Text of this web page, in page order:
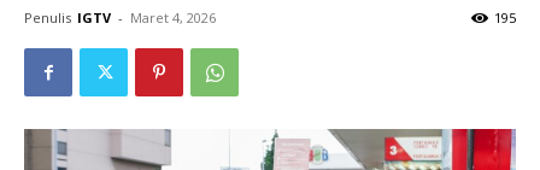
Penulis IGTV - Maret 4, 2026 195